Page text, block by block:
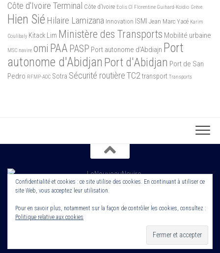
Côte d'Ivoire Terminal Côte d’Ivoire Eolis CI Florentine Guihard-Koidio Grève
Hien Sié Hilaire Lamizana Innovation ISMI Jean Marc Yacé Karim
Coulibaly Kitack Lim Ministère des Transports Mobilité urbaine
MSC navire omi PAA PASP Port autonome d'Abdiajn Port
autonome d'Abidjan Port d'Abidjan Port de San
Pedro RFMP-AOC Sotra Sécurité routièreTC2transport Transports
Copyright 2022. Le Nouveau Navire. Tout droit Réservé. Edité par
Cornerstone ROS
Confidentialité et cookies : ce site utilise des cookies. En continuant à utiliser ce
site Web, vous acceptez leur utilisation.
Pour en savoir plus, notamment sur la façon de contrôler les cookies, consultez :
Politique relative aux cookies